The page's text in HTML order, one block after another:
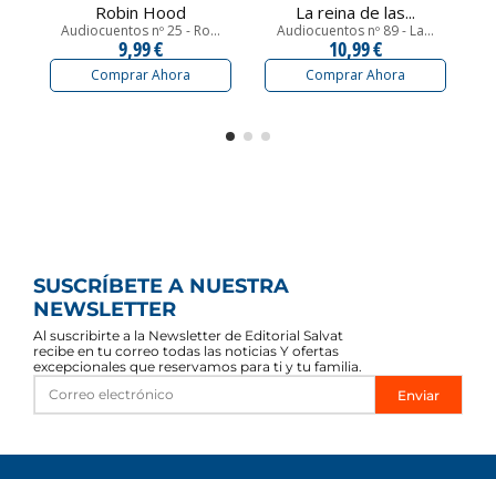
Robin Hood
Audiocuentos nº 25 - Ro...
9,99 €
Comprar Ahora
La reina de las...
Audiocuentos nº 89 - La...
10,99 €
Comprar Ahora
SUSCRÍBETE A NUESTRA
NEWSLETTER
Al suscribirte a la Newsletter de Editorial Salvat
recibe en tu correo todas las noticias Y ofertas
excepcionales que reservamos para ti y tu familia.
Enviar